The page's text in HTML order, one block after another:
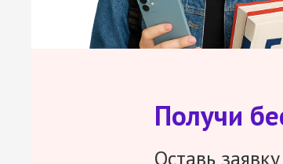
Получи
Оставь